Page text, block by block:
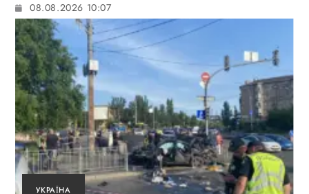
08.08.2026 10:07
УКРАЇНА